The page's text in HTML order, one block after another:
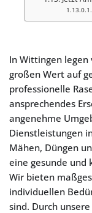
In Wittingen
großen Wert auf
professionelle
ansprechendes
angenehme
Dienstleistungen
Mähen, Düngen
eine gesunde und
Wir bieten
individuellen
sind. Durch